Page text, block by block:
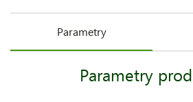
Parametry
Parametry